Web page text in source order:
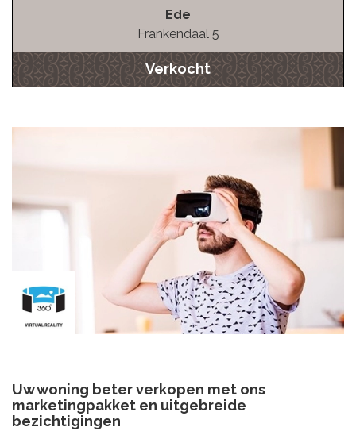
Ede
Frankendaal 5
Verkocht
Uw woning beter verkopen met ons
marketingpakket en uitgebreide
bezichtigingen